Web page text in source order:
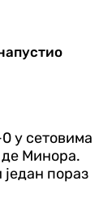
у сетовима
де Минора.
пораз